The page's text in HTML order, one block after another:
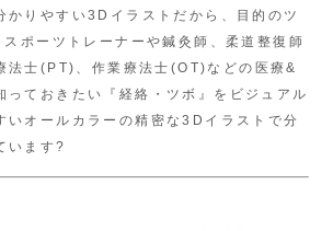
かりやすい3Dイラストだから、目的のツ
ポーツトレーナーや鍼灸師、柔道整復師
法士(PT)、作業療法士(OT)などの医療&
っておきたい『経絡・ツボ』をビジュアル
いオールカラーの精密な3Dイラストで分
います?